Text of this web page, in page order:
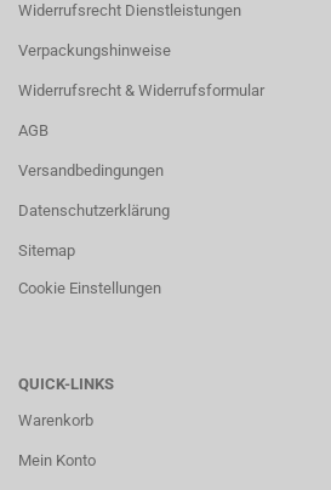
Widerrufsrecht Dienstleistungen
Verpackungshinweise
Widerrufsrecht & Widerrufsformular
AGB
Versandbedingungen
Datenschutzerklärung
Sitemap
Cookie Einstellungen
QUICK-LINKS
Warenkorb
Mein Konto